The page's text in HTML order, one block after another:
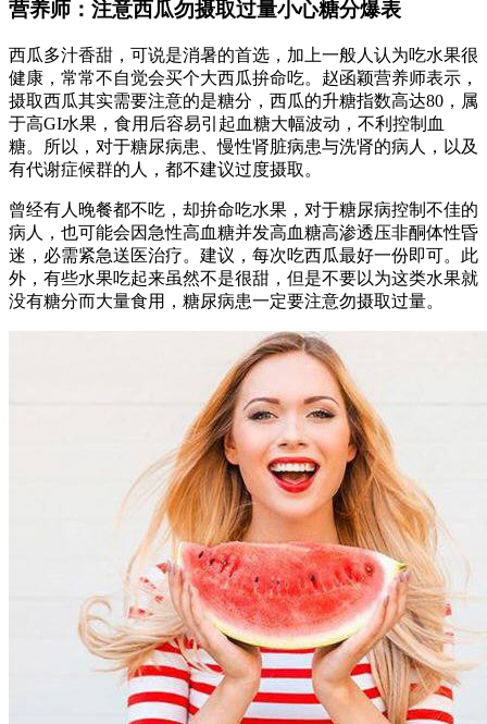
营养师：注意西瓜勿摄取过量小心糖分爆表
西瓜多汁香甜，可说是消暑的首选，加上一般人认为吃水果很
健康，常常不自觉会买个大西瓜拚命吃。赵函颖营养师表示，
摄取西瓜其实需要注意的是糖分，西瓜的升糖指数高达80，属
于高GI水果，食用后容易引起血糖大幅波动，不利控制血
糖。所以，对于糖尿病患、慢性肾脏病患与洗肾的病人，以及
有代谢症候群的人，都不建议过度摄取。
曾经有人晚餐都不吃，却拚命吃水果，对于糖尿病控制不佳的
病人，也可能会因急性高血糖并发高血糖高渗透压非酮体性昏
迷，必需紧急送医治疗。建议，每次吃西瓜最好一份即可。此
外，有些水果吃起来虽然不是很甜，但是不要以为这类水果就
没有糖分而大量食用，糖尿病患一定要注意勿摄取过量。